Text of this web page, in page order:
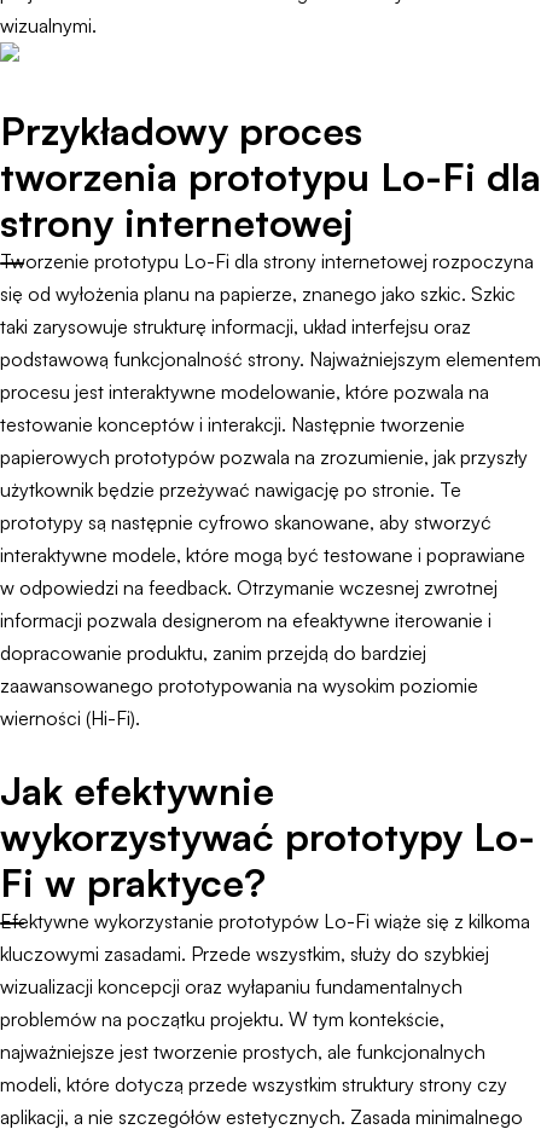
wizualnymi.
Przykładowy proces
tworzenia prototypu Lo-Fi dla
strony internetowej
Tworzenie prototypu Lo-Fi dla strony internetowej rozpoczyna
się od wyłożenia planu na papierze, znanego jako szkic. Szkic
taki zarysowuje strukturę informacji, układ interfejsu oraz
podstawową funkcjonalność strony. Najważniejszym elementem
procesu jest interaktywne modelowanie, które pozwala na
testowanie konceptów i interakcji. Następnie tworzenie
papierowych prototypów pozwala na zrozumienie, jak przyszły
użytkownik będzie przeżywać nawigację po stronie. Te
prototypy są następnie cyfrowo skanowane, aby stworzyć
interaktywne modele, które mogą być testowane i poprawiane
w odpowiedzi na feedback. Otrzymanie wczesnej zwrotnej
informacji pozwala designerom na efeaktywne iterowanie i
dopracowanie produktu, zanim przejdą do bardziej
zaawansowanego prototypowania na wysokim poziomie
wierności (Hi-Fi).
Jak efektywnie
wykorzystywać prototypy Lo-
Fi w praktyce?
Efektywne wykorzystanie prototypów Lo-Fi wiąże się z kilkoma
kluczowymi zasadami. Przede wszystkim, służy do szybkiej
wizualizacji koncepcji oraz wyłapaniu fundamentalnych
problemów na początku projektu. W tym kontekście,
najważniejsze jest tworzenie prostych, ale funkcjonalnych
modeli, które dotyczą przede wszystkim struktury strony czy
aplikacji, a nie szczegółów estetycznych. Zasada minimalnego